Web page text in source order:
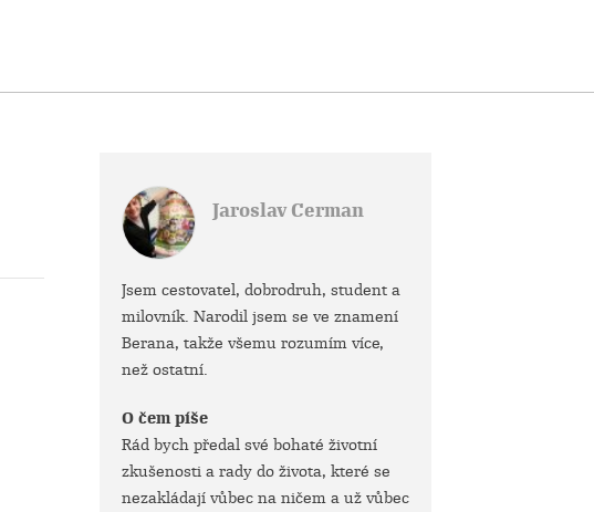
Jaroslav Cerman
Jsem cestovatel, dobrodruh, student a
milovník. Narodil jsem se ve znamení
Berana, takže všemu rozumím více,
než ostatní.
O čem píše
Rád bych předal své bohaté životní
zkušenosti a rady do života, které se
nezakládají vůbec na ničem a už vůbec